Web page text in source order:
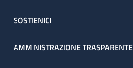
SOSTIENICI
AMMINISTRAZIONE TRASPARENTE